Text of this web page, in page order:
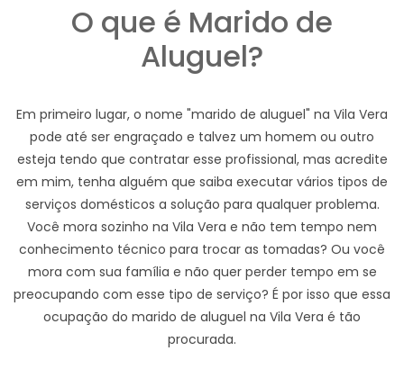
O que é Marido de
Aluguel?
Em primeiro lugar, o nome "marido de aluguel" na Vila Vera
pode até ser engraçado e talvez um homem ou outro
esteja tendo que contratar esse profissional, mas acredite
em mim, tenha alguém que saiba executar vários tipos de
serviços domésticos a solução para qualquer problema.
Você mora sozinho na Vila Vera e não tem tempo nem
conhecimento técnico para trocar as tomadas? Ou você
mora com sua família e não quer perder tempo em se
preocupando com esse tipo de serviço? É por isso que essa
ocupação do marido de aluguel na Vila Vera é tão
procurada.